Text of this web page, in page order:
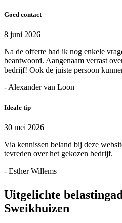
Goed contact
8 juni 2026
Na de offerte had ik nog enkele
beantwoord. Aangenaam verrast
bedrijf! Ook de juiste persoon
- Alexander van Loon
Ideale tip
30 mei 2026
Via kennissen beland bij deze
tevreden over het gekozen bedrijf.
- Esther Willems
Uitgelichte
Sweikhuizen